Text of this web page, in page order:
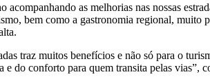
acompanhando as melhorias nas nossas
bem como a gastronomia regional,
traz muitos benefícios e não só para o
e do conforto para quem transita pelas vias”,